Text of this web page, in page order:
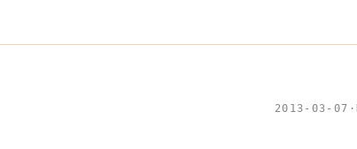
2013-03-07 ·